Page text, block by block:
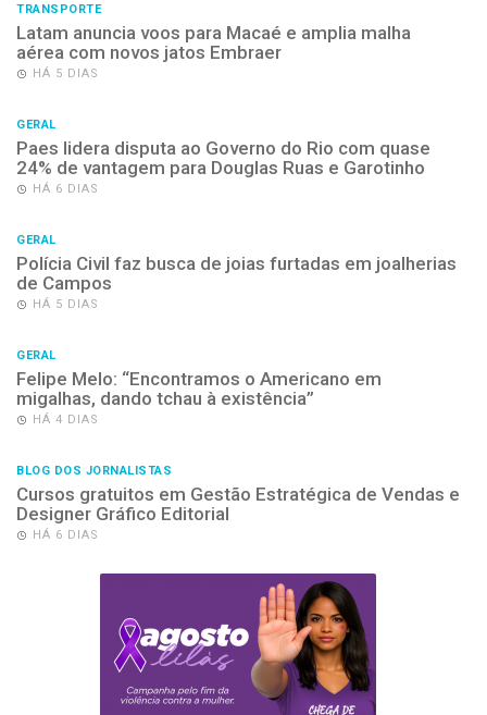
TRANSPORTE
Latam anuncia voos para Macaé e amplia malha
aérea com novos jatos Embraer
HÁ 5 DIAS
GERAL
Paes lidera disputa ao Governo do Rio com quase
24% de vantagem para Douglas Ruas e Garotinho
HÁ 6 DIAS
GERAL
Polícia Civil faz busca de joias furtadas em joalherias
de Campos
HÁ 5 DIAS
GERAL
Felipe Melo: “Encontramos o Americano em
migalhas, dando tchau à existência”
HÁ 4 DIAS
BLOG DOS JORNALISTAS
Cursos gratuitos em Gestão Estratégica de Vendas e
Designer Gráfico Editorial
HÁ 6 DIAS